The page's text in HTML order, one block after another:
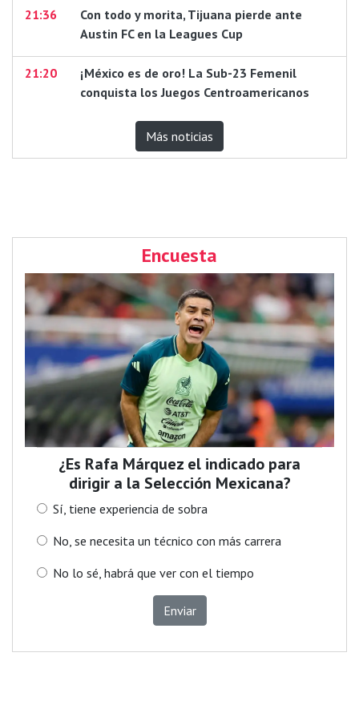
21:36
Con todo y morita, Tijuana pierde ante
Austin FC en la Leagues Cup
21:20
¡México es de oro! La Sub-23 Femenil
conquista los Juegos Centroamericanos
Más noticias
Encuesta
¿Es Rafa Márquez el indicado para
dirigir a la Selección Mexicana?
Sí, tiene experiencia de sobra
No, se necesita un técnico con más carrera
No lo sé, habrá que ver con el tiempo
Enviar